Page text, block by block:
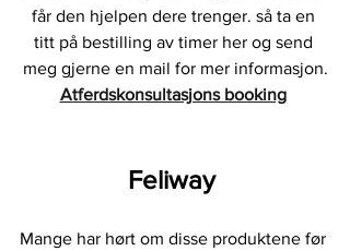
får den hjelpen dere trenger. så ta en
titt på bestilling av timer her og send
meg gjerne en mail for mer informasjon.
Atferdskonsultasjons booking
Feliway
Mange har hørt om disse produktene før